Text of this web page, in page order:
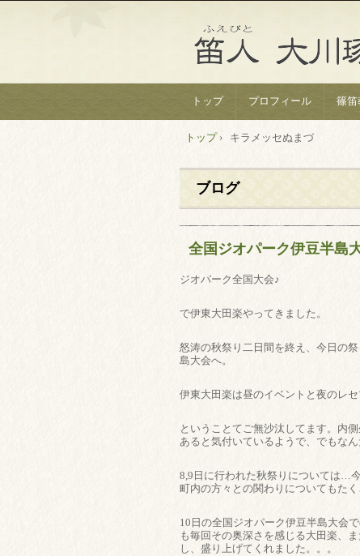
トップ プロフィール 篠笛
トップ› キラメッセぬまづ
ブログ
全国ジオパーク伊豆半
ジオパーク全国大会♪
で伊東大田楽やってきました。
怒涛の秋祭り二日間を終え、今日の
島大会へ。
伊東大田楽は昼のイベントと夜のレセ
ということてご無沙汰してます。内
あると気付いているようで、でもな
8,9日に行われた秋祭りについては…
町内の方々との関わりについてもた
10日の全国ジオパーク伊豆半島大会
も毎回その奥深さを感じる大田楽、
し、盛り上げてくれました。。。